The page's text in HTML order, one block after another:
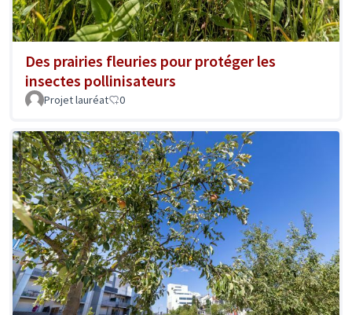
Des prairies fleuries pour protéger les
insectes pollinisateurs
Projet lauréat 0